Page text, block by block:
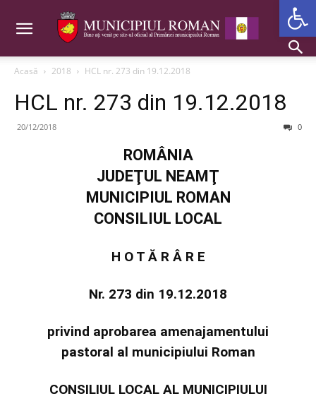
Acasă 2018 HCL nr. 273 din 19.12.2018
HCL nr. 273 din 19.12.2018
20/12/2018 0
ROMÂNIA
JUDEŢUL NEAMŢ
MUNICIPIUL ROMAN
CONSILIUL LOCAL
H O T Ă R Â R E
Nr. 273 din 19.12.2018
privind aprobarea amenajamentului
pastoral al municipiului Roman
CONSILIUL LOCAL AL MUNICIPIULUI